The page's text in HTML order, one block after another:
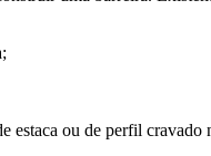
estaca ou de perfil